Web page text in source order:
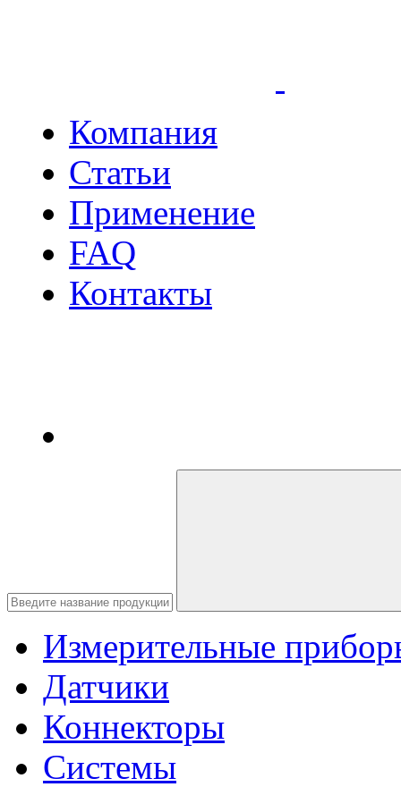
Компания
Статьи
Применение
FAQ
Контакты
Измерительные
Датчики
Коннекторы
Системы